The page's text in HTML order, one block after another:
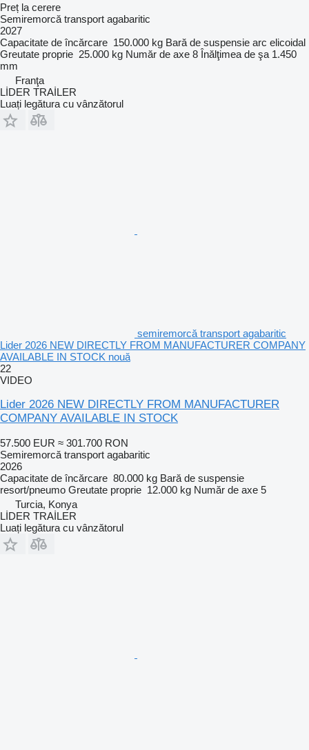
Preț la cerere
Semiremorcă transport agabaritic
2027
Capacitate de încărcare 150.000 kg Bară de suspensie arc elicoidal
Greutate proprie 25.000 kg Număr de axe 8 Înălţimea de şa 1.450
mm
Franţa
LİDER TRAİLER
Luați legătura cu vânzătorul
semiremorcă transport agabaritic
Lider 2026 NEW DIRECTLY FROM MANUFACTURER COMPANY
AVAILABLE IN STOCK nouă
22
VIDEO
Lider 2026 NEW DIRECTLY FROM MANUFACTURER
COMPANY AVAILABLE IN STOCK
57.500 EUR ≈ 301.700 RON
Semiremorcă transport agabaritic
2026
Capacitate de încărcare 80.000 kg Bară de suspensie
resort/pneumo Greutate proprie 12.000 kg Număr de axe 5
Turcia, Konya
LİDER TRAİLER
Luați legătura cu vânzătorul